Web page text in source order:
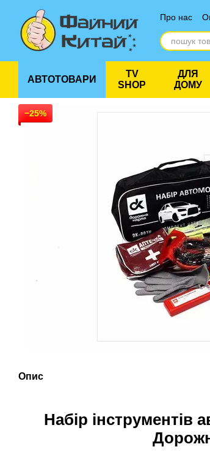
Перейти до основного контенту
Про нас
Відгуки
АВТОТОВАРИ
TV
SHOP
ДЛЯ
ДОМУ
−25%
Опис
Набір інструментів